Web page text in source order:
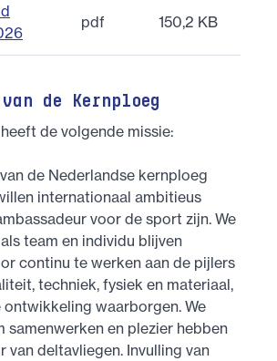
pdf 150,2 KB
de Kernploeg
de volgende missie:
de Nederlandse kernploeg
internationaal ambitieus
voor de sport zijn. We
team en individu blijven
continu te werken aan de pijlers
techniek, fysiek en materiaal,
ontwikkeling waarborgen. We
samenwerken en plezier hebben
van deltavliegen. Invulling van